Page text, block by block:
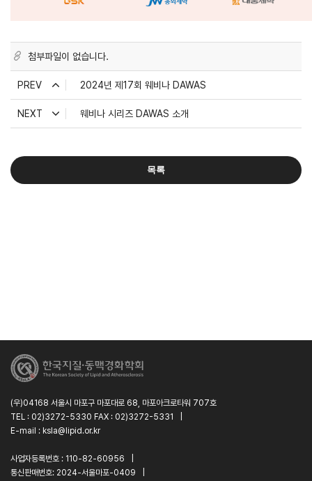
첨부파일이 없습니다.
PREV 2024년 제17회 웨비나 DAWAS
NEXT 웨비나 시리즈 DAWAS 소개
목록
(우)04168 서울시 마포구 마포대로 68, 마포아크로타워 707호
TEL : 02)3272-5330 FAX : 02)3272-5331
E-mail : ksla@lipid.or.kr
사업자등록번호 : 110-82-60956
통신판매번호: 2024-서울마포-0409